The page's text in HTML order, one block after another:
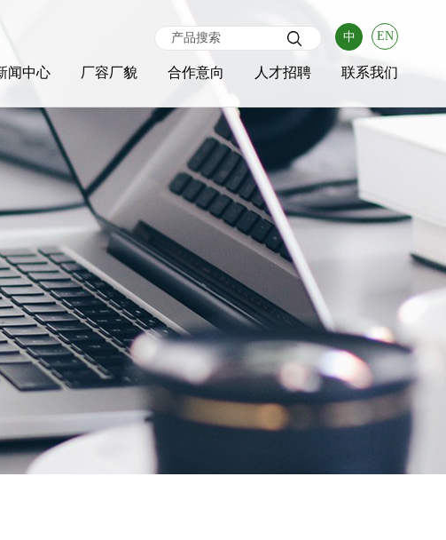
EN
中
闻中心 厂容厂貌 合作意向 人才招聘 联系我们